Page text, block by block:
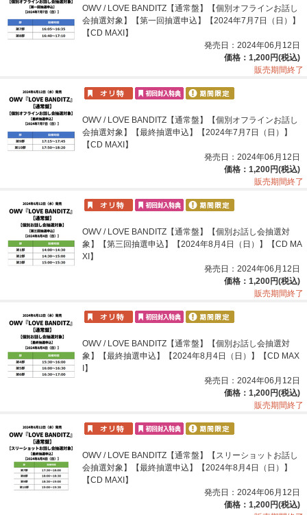
OWV / LOVE BANDITZ【通常盤】【個別オフラインお話し
会抽選対象】【第一回抽選申込】【2024年7月7日（日）】
【CD MAXI】
発売日：2024年06月12日
価格：1,200円(税込)
販売期間終了
OWV / LOVE BANDITZ【通常盤】【個別オフラインお話し
会抽選対象】【最終抽選申込】【2024年7月7日（日）】
【CD MAXI】
発売日：2024年06月12日
価格：1,200円(税込)
販売期間終了
OWV / LOVE BANDITZ【通常盤】【個別お話し会抽選対
象】【第三回抽選申込】【2024年8月4日（日）】【CD MA
XI】
発売日：2024年06月12日
価格：1,200円(税込)
販売期間終了
OWV / LOVE BANDITZ【通常盤】【個別お話し会抽選対
象】【最終抽選申込】【2024年8月4日（日）】【CD MAX
I】
発売日：2024年06月12日
価格：1,200円(税込)
販売期間終了
OWV / LOVE BANDITZ【通常盤】【スリーショットお話し
会抽選対象】【最終抽選申込】【2024年8月4日（日）】
【CD MAXI】
発売日：2024年06月12日
価格：1,200円(税込)